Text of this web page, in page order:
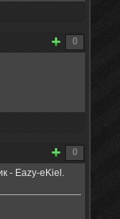
0
0
- Eazy-eKiel.